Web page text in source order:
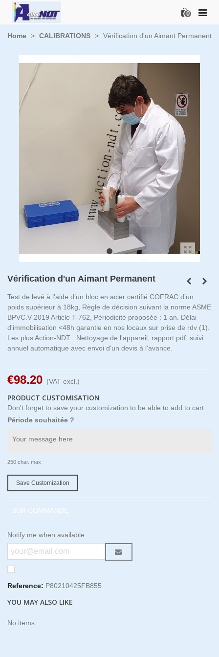
0
Home > CALIBRATIONS > Vérification d'un Aimant Permanent
Vérification d'un Aimant Permanent
Test de levé à l’aide d’un bloc en acier certifié COFRAC d’un
poids supérieur à 18kg, Règle de décision suivant la norme ASME
BPVC.V-2019 Article T-762, Périodicité proposée : 1 an. Délai
d'immobilisation <48h garantie en nos locaux sur prise de rdv (1).
Les plus Action-NDT : Nettoyage de l'appareil, rapport pdf, suivi
annuel automatique avec envoi d'un devis à l'avance.
€98.20 (VAT excl.)
PRODUCT CUSTOMISATION
Don't forget to save your customization to be able to add to cart
Période souhaitée ?
250 char. max
Save Customization
SUR COMMANDE
Notify me when available
Reference: P80210425FB855
YOU MAY ALSO LIKE
No items